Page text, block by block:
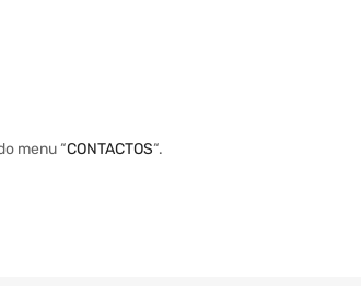
menu “CONTACTOS“.